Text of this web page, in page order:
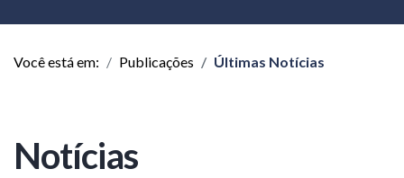
Você está em: Publicações Últimas Notícias
Notícias